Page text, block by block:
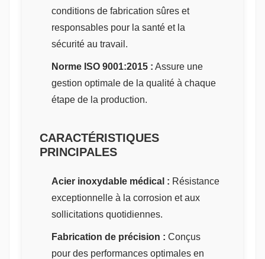
conditions de fabrication sûres et
responsables pour la santé et la
sécurité au travail.
Norme ISO 9001:2015 : Assure une
gestion optimale de la qualité à chaque
étape de la production.
CARACTÉRISTIQUES
PRINCIPALES
Acier inoxydable médical : Résistance
exceptionnelle à la corrosion et aux
sollicitations quotidiennes.
Fabrication de précision : Conçus
pour des performances optimales en